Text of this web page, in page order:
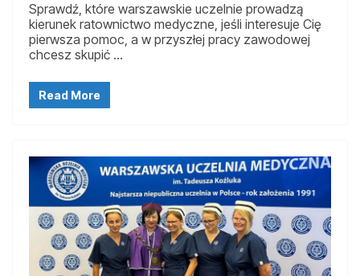
Sprawdź, które warszawskie uczelnie prowadzą
kierunek ratownictwo medyczne, jeśli interesuje Cię
pierwsza pomoc, a w przyszłej pracy zawodowej
chcesz skupić …
Read More